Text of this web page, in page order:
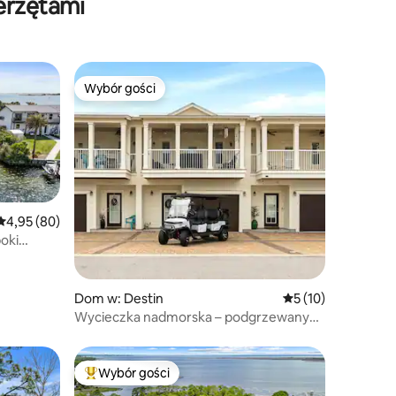
gości
ocena: 4,95 na 5, liczba recenzji: 80
4,95 (80)
Wybór gości
Wybór gości
Dom w: Destin Średnia ocena: 5
5 (10)
Wycieczka nadmorska – podgrzewany
Najpopularniejsze z kategorii Wybór gości
Wybór gości